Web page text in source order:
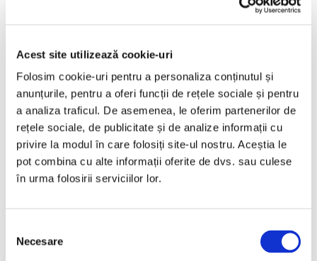
Acest site utilizează cookie-uri
Folosim cookie-uri pentru a personaliza conținutul și
anunțurile, pentru a oferi funcții de rețele sociale și pentru
a analiza traficul. De asemenea, le oferim partenerilor de
rețele sociale, de publicitate și de analize informații cu
privire la modul în care folosiți site-ul nostru. Aceștia le
pot combina cu alte informații oferite de dvs. sau culese
în urma folosirii serviciilor lor.
consimțământului
Necesare
Automata
Bucuresti Odaii
€16.990
€14.041 Net
TVA inclus si Deductibil
Programare vizionare